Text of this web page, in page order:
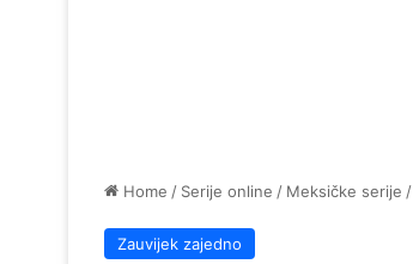
Home / Serije online / Meksičke serije /
Zauvijek zajedno